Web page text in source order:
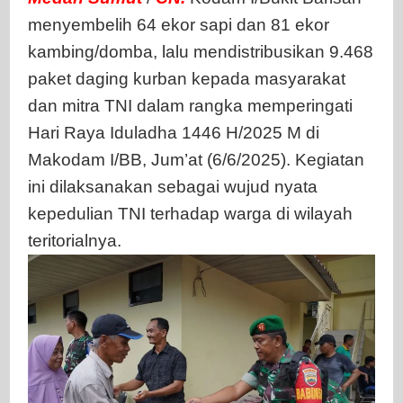
menyembelih 64 ekor sapi dan 81 ekor
kambing/domba, lalu mendistribusikan 9.468
paket daging kurban kepada masyarakat
dan mitra TNI dalam rangka memperingati
Hari Raya Iduladha 1446 H/2025 M di
Makodam I/BB, Jum’at (6/6/2025). Kegiatan
ini dilaksanakan sebagai wujud nyata
kepedulian TNI terhadap warga di wilayah
teritorialnya.